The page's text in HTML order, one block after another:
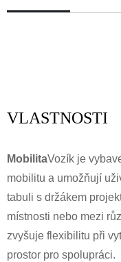
VLASTNOSTI
MobilitaVozík je
mobilitu a umožňují
tabuli s držákem
místnosti nebo mezi
zvyšuje flexibilitu při
prostor pro spolupráci.